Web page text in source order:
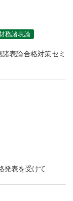
務諸表論
表論合格対策セミ
発表を受けて